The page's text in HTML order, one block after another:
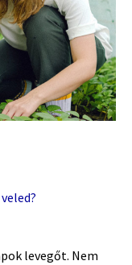
levegőt. Nem